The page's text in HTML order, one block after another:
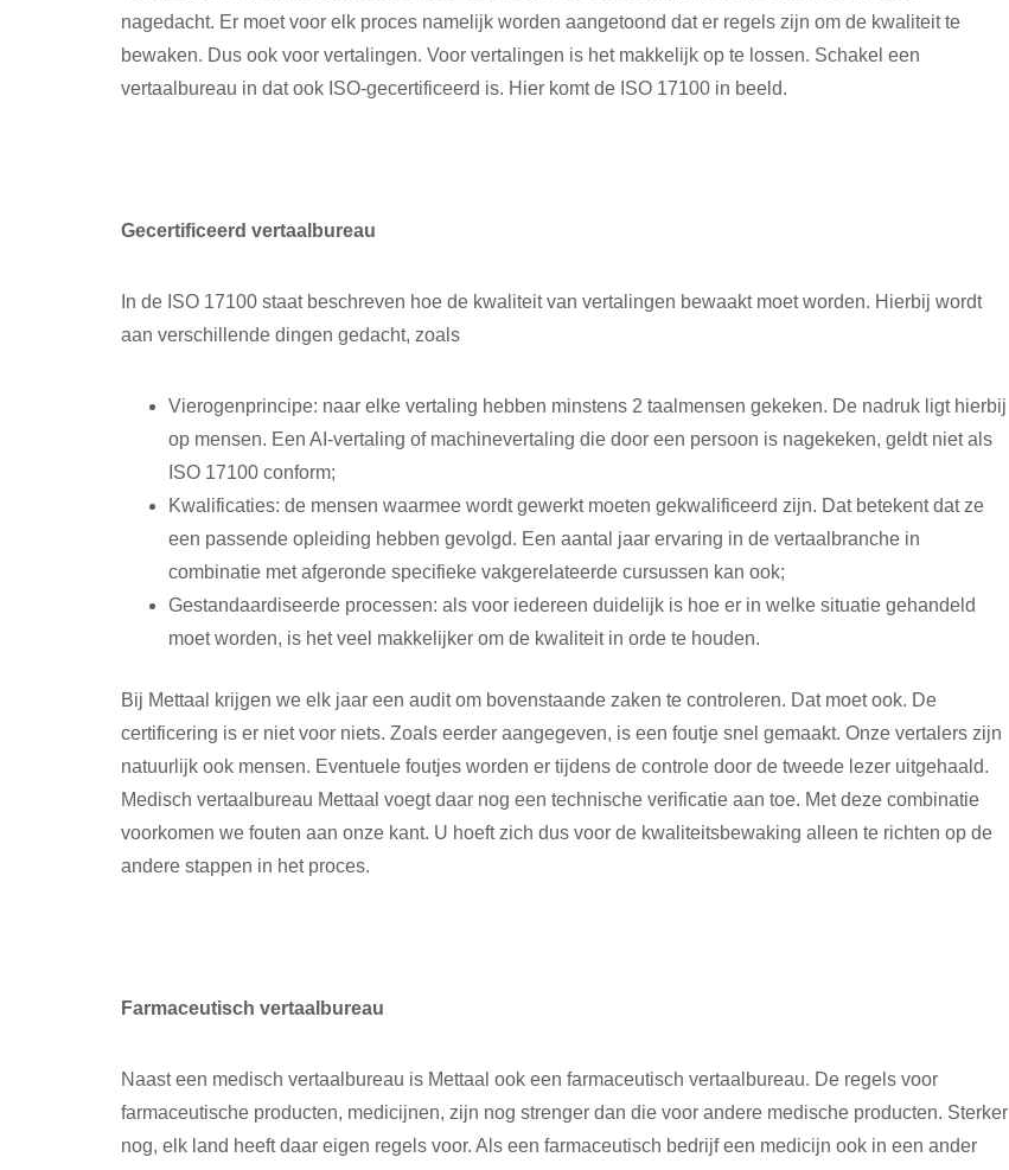
nagedacht. Er moet voor elk proces namelijk worden aangetoond dat er regels zijn om de kwaliteit te
bewaken. Dus ook voor vertalingen. Voor vertalingen is het makkelijk op te lossen. Schakel een
vertaalbureau in dat ook ISO-gecertificeerd is. Hier komt de ISO 17100 in beeld.
Gecertificeerd vertaalbureau
In de ISO 17100 staat beschreven hoe de kwaliteit van vertalingen bewaakt moet worden. Hierbij wordt
aan verschillende dingen gedacht, zoals
Vierogenprincipe: naar elke vertaling hebben minstens 2 taalmensen gekeken. De nadruk ligt hierbij
op mensen. Een AI-vertaling of machinevertaling die door een persoon is nagekeken, geldt niet als
ISO 17100 conform;
Kwalificaties: de mensen waarmee wordt gewerkt moeten gekwalificeerd zijn. Dat betekent dat ze
een passende opleiding hebben gevolgd. Een aantal jaar ervaring in de vertaalbranche in
combinatie met afgeronde specifieke vakgerelateerde cursussen kan ook;
Gestandaardiseerde processen: als voor iedereen duidelijk is hoe er in welke situatie gehandeld
moet worden, is het veel makkelijker om de kwaliteit in orde te houden.
Bij Mettaal krijgen we elk jaar een audit om bovenstaande zaken te controleren. Dat moet ook. De
certificering is er niet voor niets. Zoals eerder aangegeven, is een foutje snel gemaakt. Onze vertalers zijn
natuurlijk ook mensen. Eventuele foutjes worden er tijdens de controle door de tweede lezer uitgehaald.
Medisch vertaalbureau Mettaal voegt daar nog een technische verificatie aan toe. Met deze combinatie
voorkomen we fouten aan onze kant. U hoeft zich dus voor de kwaliteitsbewaking alleen te richten op de
andere stappen in het proces.
Farmaceutisch vertaalbureau
Naast een medisch vertaalbureau is Mettaal ook een farmaceutisch vertaalbureau. De regels voor
farmaceutische producten, medicijnen, zijn nog strenger dan die voor andere medische producten. Sterker
nog, elk land heeft daar eigen regels voor. Als een farmaceutisch bedrijf een medicijn ook in een ander